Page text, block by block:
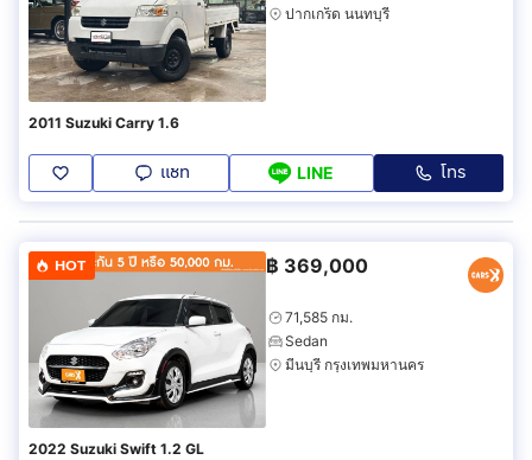
ปากเกร็ด นนทบุรี
2011 Suzuki Carry 1.6
แชท LINE โทร
HOT ฿ 369,000
71,585 กม.
Sedan
มีนบุรี กรุงเทพมหานคร
2022 Suzuki Swift 1.2 GL